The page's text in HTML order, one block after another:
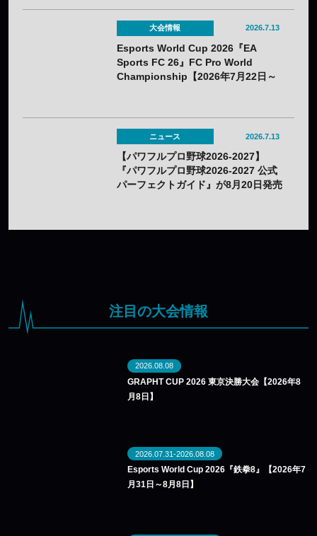
大会情報 2026.7.13
Esports World Cup 2026『EA
Sports FC 26』FC Pro World
Championship【2026年7月22日～
ニュース 2026.7.13
【パワフルプロ野球2026-2027】
『パワフルプロ野球2026-2027 公式
パーフェクトガイド』が8月20日発売
注目の大会情報
2026.08.08
GRAPHT CUP 2026 東京決勝大会【2026年8
月8日】
2026.07.31-2026.08.08
Esports World Cup 2026『鉄拳8』【2026年7
月31日～8月8日】